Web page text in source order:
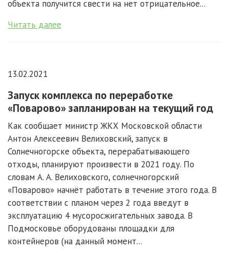
объекта получится свести на нет отрицательное...
Читать далее
13.02.2021
Запуск комплекса по переработке
«Поварово» запланирован на текущий год
Как сообщает министр ЖКХ Московской области
Антон Алексеевич Велиховский, запуск в
Солнечногорске объекта, перерабатывающего
отходы, планируют произвести в 2021 году. По
словам А. А. Велиховского, солнечногорский
«Поварово» начнёт работать в течение этого года. В
соответствии с планом через 2 года введут в
эксплуатацию 4 мусоросжигательных завода. В
Подмосковье оборудованы площадки для
контейнеров (на данный момент...